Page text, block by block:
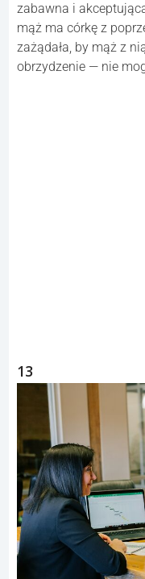
zabawna i
mąż ma córkę z
zażądała, by mąż z
obrzydzenie — nie
13